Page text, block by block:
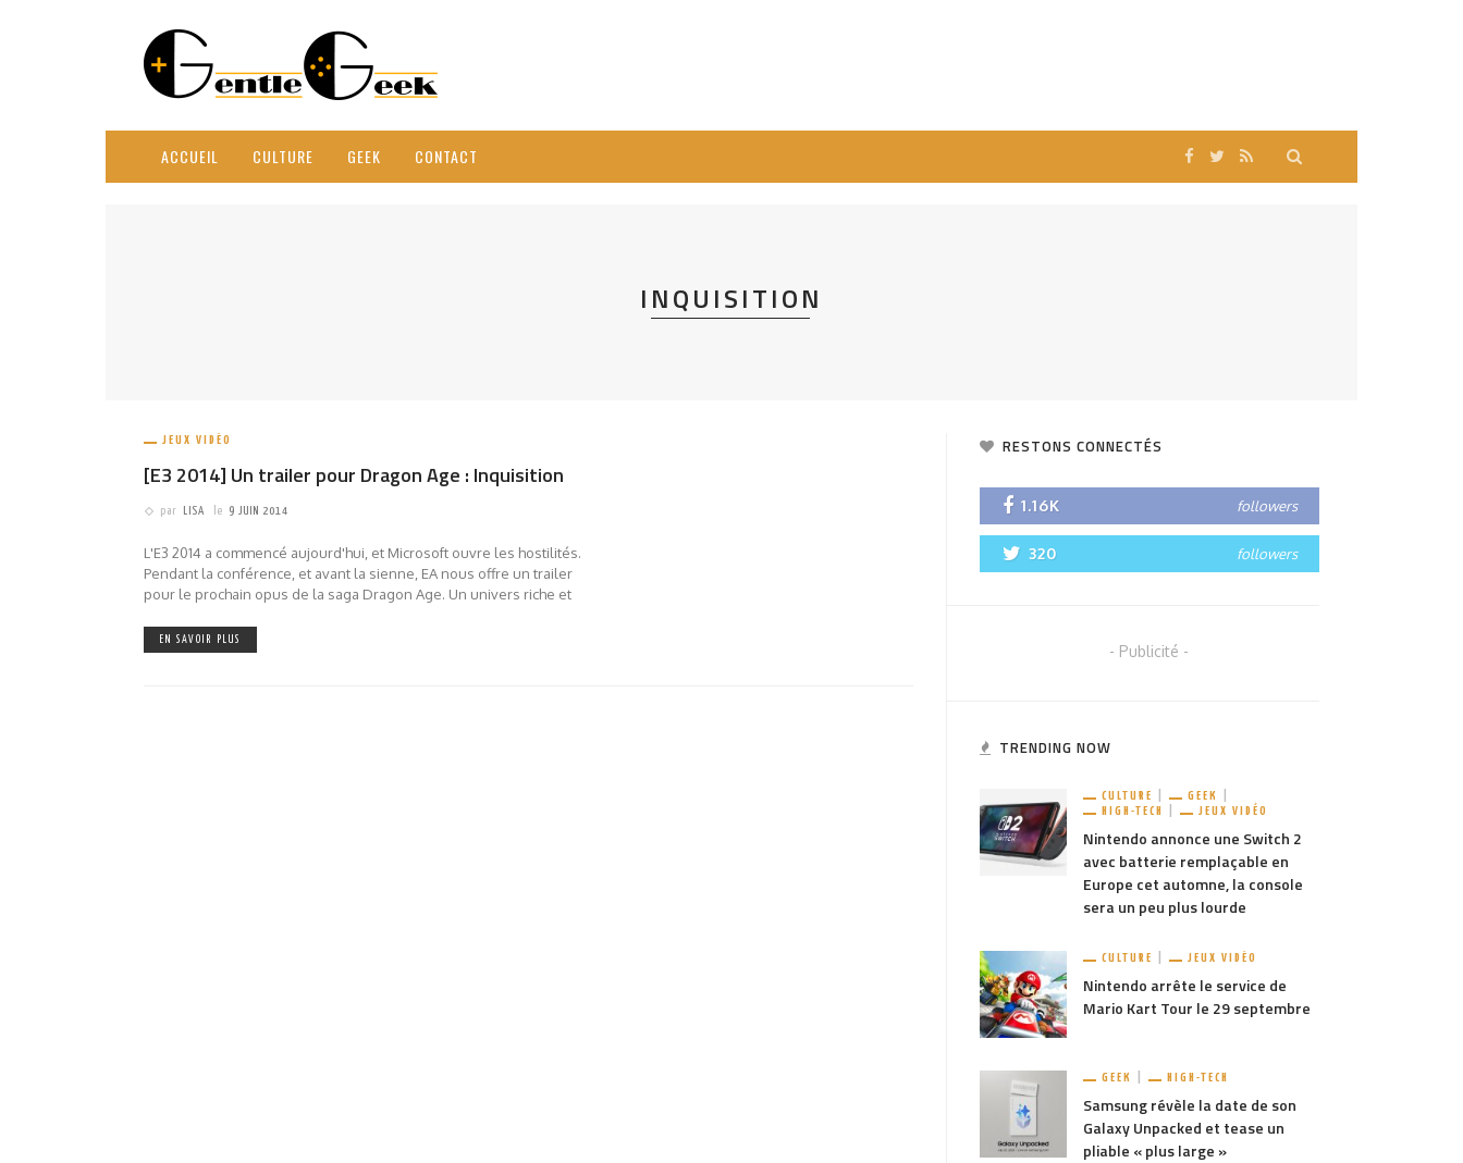
ACCUEIL CULTURE GEEK CONTACT
INQUISITION
JEUX VIDÉO
[E3 2014] Un trailer pour Dragon Age : Inquisition
par LISA le 9 JUIN 2014
L'E3 2014 a commencé aujourd'hui, et Microsoft ouvre les hostilités.
Pendant la conférence, et avant la sienne, EA nous offre un trailer
pour le prochain opus de la saga Dragon Age. Un univers riche et
EN SAVOIR PLUS
RESTONS CONNECTÉS
1.16K followers
320 followers
- Publicité -
TRENDING NOW
CULTURE
GEEK
HIGH-TECH
JEUX VIDÉO
Nintendo annonce une Switch 2
avec batterie remplaçable en
Europe cet automne, la console
sera un peu plus lourde
CULTURE JEUX VIDÉO
Nintendo arrête le service de
Mario Kart Tour le 29 septembre
GEEK HIGH-TECH
Samsung révèle la date de son
Galaxy Unpacked et tease un
pliable « plus large »